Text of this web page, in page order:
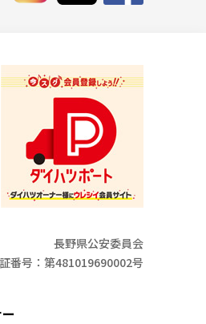
長野県公安委員会
番号：第481019690002号